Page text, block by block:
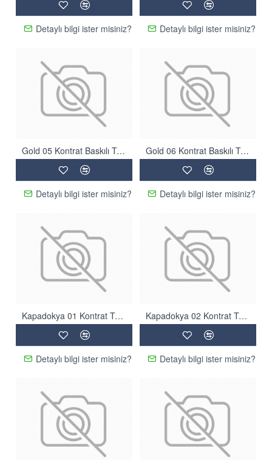
Detaylı bilgi ister misiniz? Detaylı bilgi ister misiniz?
Gold 05 Kontrat Baskılı Tüylü Halı
Detaylı bilgi ister misiniz?
Gold 06 Kontrat Baskılı Tüylü Halı
Detaylı bilgi ister misiniz?
Kapadokya 01 Kontrat Tüylü Halı
Detaylı bilgi ister misiniz?
Kapadokya 02 Kontrat Tüylü Halı
Detaylı bilgi ister misiniz?